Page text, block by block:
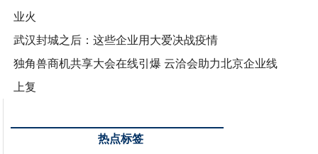
业火
武汉封城之后：这些企业用大爱决战疫情
独角兽商机共享大会在线引爆 云洽会助力北京企业线
上复
热点标签